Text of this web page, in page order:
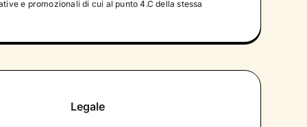
e promozionali di cui al punto 4.C della stessa
Legale